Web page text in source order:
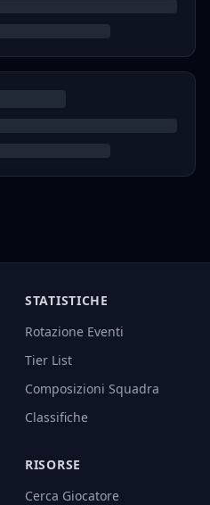
STATISTICHE
Rotazione Eventi
Tier List
Composizioni Squadra
Classifiche
RISORSE
Cerca Giocatore